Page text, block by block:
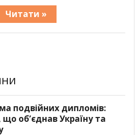
Читати »
подвійних дипломів:
що об’єднав Україну та